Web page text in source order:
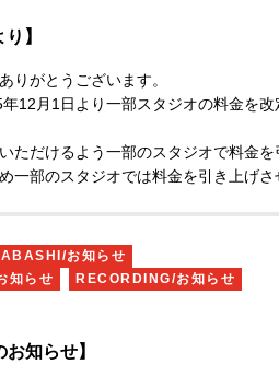
】
りがとうございます。
12月1日より一部スタジオの料金を改
ただけるよう一部のスタジオで料金を
一部のスタジオでは料金を引き上げさ
づくりに努めてまいりますので、何卒
お知らせ
知らせ
RECORDING/お知らせ
知らせ】